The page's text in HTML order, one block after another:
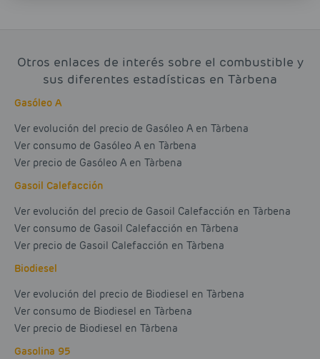
Otros enlaces de interés sobre el combustible y
sus diferentes estadísticas en Tàrbena
Gasóleo A
Ver evolución del precio de Gasóleo A en Tàrbena
Ver consumo de Gasóleo A en Tàrbena
Ver precio de Gasóleo A en Tàrbena
Gasoil Calefacción
Ver evolución del precio de Gasoil Calefacción en Tàrbena
Ver consumo de Gasoil Calefacción en Tàrbena
Ver precio de Gasoil Calefacción en Tàrbena
Biodiesel
Ver evolución del precio de Biodiesel en Tàrbena
Ver consumo de Biodiesel en Tàrbena
Ver precio de Biodiesel en Tàrbena
Gasolina 95